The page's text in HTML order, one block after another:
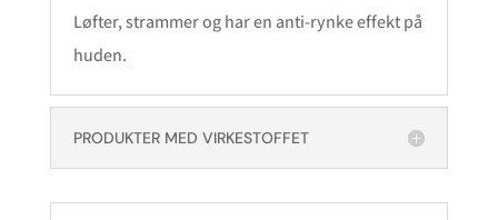
Løfter, strammer og har en anti-rynke effekt på
huden.
PRODUKTER MED VIRKESTOFFET